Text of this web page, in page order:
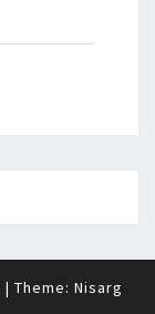
| Theme: Nisarg